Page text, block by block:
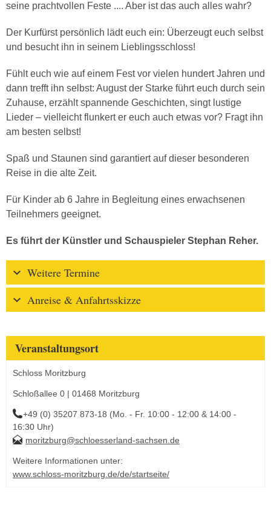
seine prachtvollen Feste .... Aber ist das auch alles wahr?
Der Kurfürst persönlich lädt euch ein: Überzeugt euch selbst
und besucht ihn in seinem Lieblingsschloss!
Fühlt euch wie auf einem Fest vor vielen hundert Jahren und
dann trefft ihn selbst: August der Starke führt euch durch sein
Zuhause, erzählt spannende Geschichten, singt lustige
Lieder – vielleicht flunkert er euch auch etwas vor? Fragt ihn
am besten selbst!
Spaß und Staunen sind garantiert auf dieser besonderen
Reise in die alte Zeit.
Für Kinder ab 6 Jahre in Begleitung eines erwachsenen
Teilnehmers geeignet.
Es führt der Künstler und Schauspieler Stephan Reher.
Weitere Termine
Anreise & Anfahrtsskizze
Veranstaltungsort
Schloss Moritzburg
Schloßallee 0 | 01468 Moritzburg
+49 (0) 35207 873-18 (Mo. - Fr. 10:00 - 12:00 & 14:00 -
16:30 Uhr)
moritzburg@schloesserland-sachsen.de
Weitere Informationen unter:
www.schloss-moritzburg.de/de/startseite/